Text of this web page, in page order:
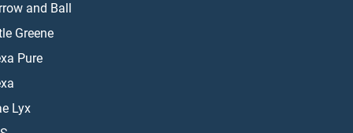
and Ball
Greene
Pure
Lyx